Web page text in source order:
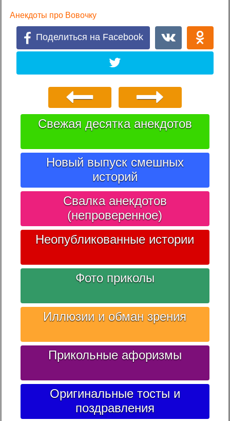
Анекдоты про Вовочку
Поделиться на Facebook
Свежая десятка анекдотов
Новый выпуск смешных
историй
Свалка анекдотов
(непроверенное)
Неопубликованные истории
Фото приколы
Иллюзии и обман зрения
Прикольные афоризмы
Оригинальные тосты и
поздравления